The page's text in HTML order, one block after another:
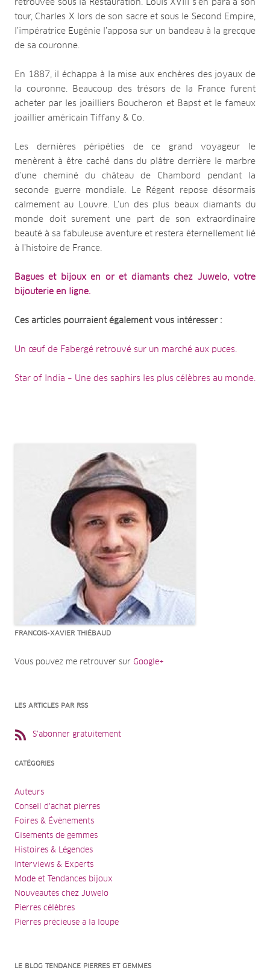
retrouvée sous la Restauration. Louis XVIII s’en para à son
tour, Charles X lors de son sacre et sous le Second Empire,
l’impératrice Eugénie l’apposa sur un bandeau à la grecque
de sa couronne.
En 1887, il échappa à la mise aux enchères des joyaux de
la couronne. Beaucoup des trésors de la France furent
acheter par les joailliers Boucheron et Bapst et le fameux
joaillier américain Tiffany & Co.
Les dernières péripéties de ce grand voyageur le
menèrent à être caché dans du plâtre derrière le marbre
d’une cheminé du château de Chambord pendant la
seconde guerre mondiale. Le Régent repose désormais
calmement au Louvre. L’un des plus beaux diamants du
monde doit surement une part de son extraordinaire
beauté à sa fabuleuse aventure et restera éternellement lié
à l’histoire de France.
Bagues et bijoux en or et diamants chez Juwelo, votre
bijouterie en ligne.
Ces articles pourraient également vous intéresser :
Un œuf de Fabergé retrouvé sur un marché aux puces.
Star of India – Une des saphirs les plus célèbres au monde.
FRANCOIS-XAVIER THIÉBAUD
Vous pouvez me retrouver sur Google+
LES ARTICLES PAR RSS
S’abonner gratuitement
CATÉGORIES
Auteurs
Conseil d'achat pierres
Foires & Évènements
Gisements de gemmes
Histoires & Légendes
Interviews & Experts
Mode et Tendances bijoux
Nouveautés chez Juwelo
Pierres célèbres
Pierres précieuse à la loupe
LE BLOG TENDANCE PIERRES ET GEMMES